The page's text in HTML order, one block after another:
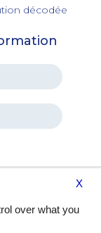
décodée
X
over what you